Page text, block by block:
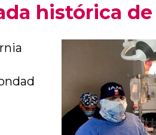
histórica